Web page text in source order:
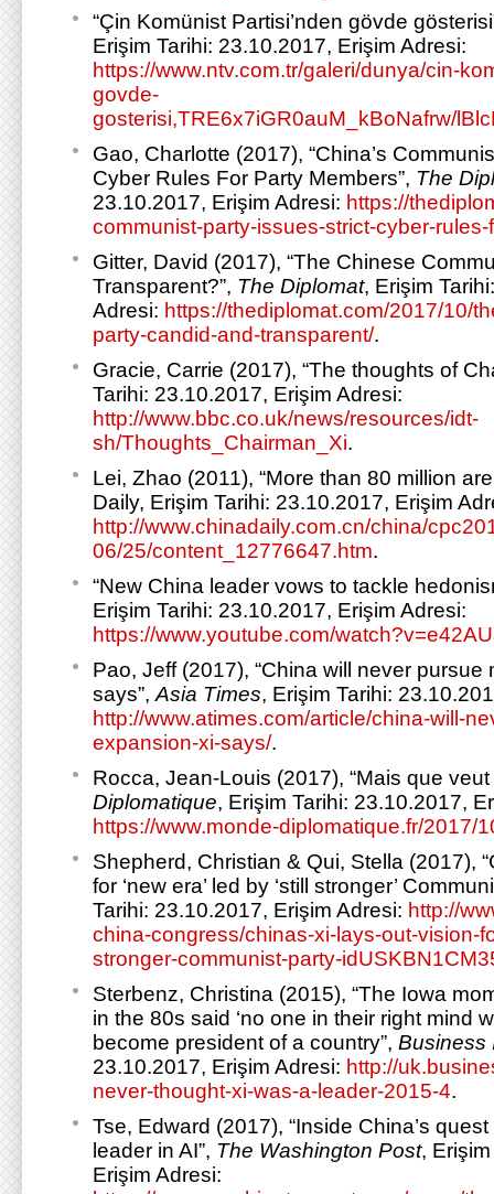
“Çin Komünist Partisi’nden gövde
Erişim Tarihi: 23.10.2017, Erişim Adresi:
https://www.ntv.com.tr/galeri/dunya/cin-
govde-
gosterisi,TRE6x7iGR0auM_kBoNafrw/
Gao, Charlotte (2017), “China’s
Cyber Rules For Party Members”, The
23.10.2017, Erişim Adresi: https://
communist-party-issues-strict-cyber-
Gitter, David (2017), “The Chinese
Transparent?”, The Diplomat, Erişim
Adresi: https://thediplomat.com/2017/10/
party-candid-and-transparent/.
Gracie, Carrie (2017), “The thoughts of
Tarihi: 23.10.2017, Erişim Adresi:
http://www.bbc.co.uk/news/resources/idt-
sh/Thoughts_Chairman_Xi.
Lei, Zhao (2011), “More than 80 million
Daily, Erişim Tarihi: 23.10.2017, Erişim
http://www.chinadaily.com.cn/china/
06/25/content_12776647.htm.
“New China leader vows to tackle
Erişim Tarihi: 23.10.2017, Erişim Adresi:
https://www.youtube.com/
Pao, Jeff (2017), “China will never pursue
says”, Asia Times, Erişim Tarihi:
http://www.atimes.com/article/china-will-
expansion-xi-says/.
Rocca, Jean-Louis (2017), “Mais que
Diplomatique, Erişim Tarihi: 23.10.2017,
https://www.monde-diplomatique.fr/2017/
Shepherd, Christian & Qui, Stella (2017),
for ‘new era’ led by ‘still stronger’
Tarihi: 23.10.2017, Erişim Adresi: http://
china-congress/chinas-xi-lays-out-vision-
stronger-communist-party-
Sterbenz, Christina (2015), “The Iowa
in the 80s said ‘no one in their right mind
become president of a country”, Business
23.10.2017, Erişim Adresi: http://
never-thought-xi-was-a-leader-2015-4.
Tse, Edward (2017), “Inside China’s
leader in AI”, The Washington Post,
Erişim Adresi: